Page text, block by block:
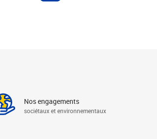
Nos engagements
sociétaux et environnementaux